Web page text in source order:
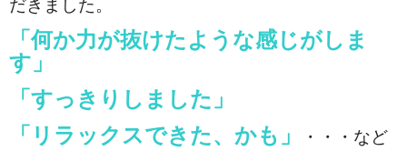
だきました。
「何か力が抜けたような感じがしま
す」
「すっきりしました」
「リラックスできた、かも」
・・・など